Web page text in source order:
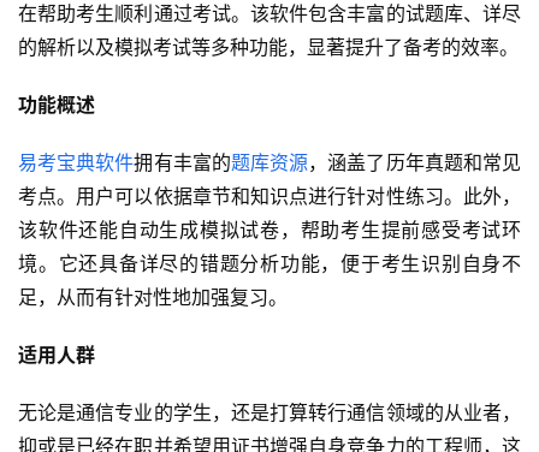
在帮助考生顺利通过考试。该软件包含丰富的试题库、详尽
的解析以及模拟考试等多种功能，显著提升了备考的效率。
功能概述
易考宝典软件拥有丰富的题库资源，涵盖了历年真题和常见
考点。用户可以依据章节和知识点进行针对性练习。此外，
该软件还能自动生成模拟试卷，帮助考生提前感受考试环
境。它还具备详尽的错题分析功能，便于考生识别自身不
足，从而有针对性地加强复习。
适用人群
无论是通信专业的学生，还是打算转行通信领域的从业者，
抑或是已经在职并希望用证书增强自身竞争力的工程师，这